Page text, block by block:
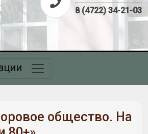
8 (4722) 34-21-03
общество. На